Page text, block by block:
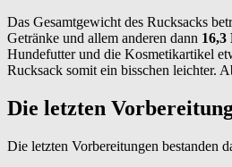
Das Gesamtgewicht des Rucksacks
Getränke und allem anderen dann 16,3
Hundefutter und die Kosmetikartikel
Rucksack somit ein bisschen leichter.
Die letzten
Die letzten Vorbereitungen bestanden